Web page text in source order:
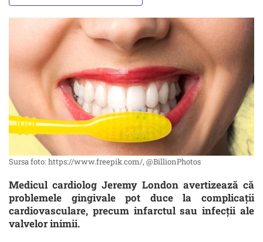
Sursa foto: https://www.freepik.com/, @BillionPhotos
Medicul cardiolog Jeremy London avertizează că
problemele gingivale pot duce la complicații
cardiovasculare, precum infarctul sau infecții ale
valvelor inimii.